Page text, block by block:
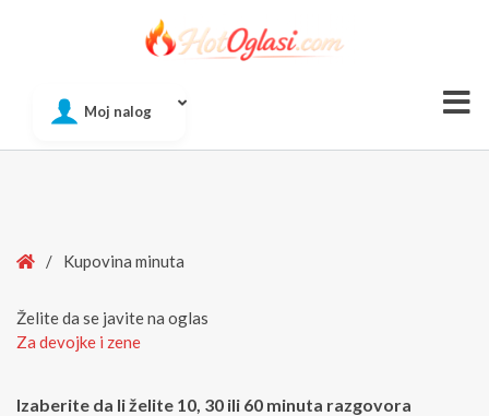
Moj nalog
Home
/ Kupovina minuta
Želite da se javite na oglas
Za devojke i zene
Izaberite da li želite 10, 30 ili 60 minuta razgovora